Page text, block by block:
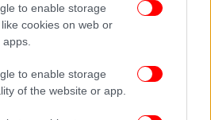
to enable storage
cookies on web or
to enable storage
of the website or app.